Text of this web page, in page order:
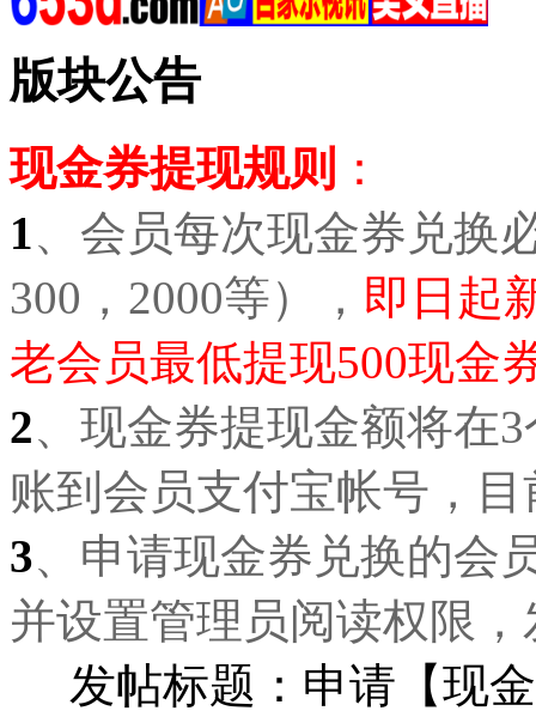
版块公告
现金券提现规则 ：
1、会员每次现金券兑换
300，2000等）， 即日起
老会员最低提现500现金
2、现金券提现金额将在
账到会员支付宝帐号，
3、申请现金券兑换的会
并设置管理员阅读权限
发帖标题：申请【现